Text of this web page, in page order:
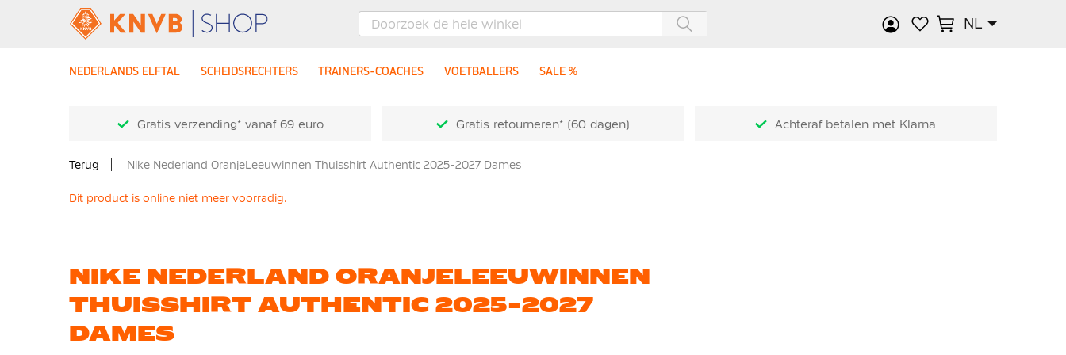
NL
NEDERLANDS ELFTAL SCHEIDSRECHTERS TRAINERS-COACHES VOETBALLERS SALE %
Gratis verzending* vanaf 69 euro Gratis retourneren* (60 dagen) Achteraf betalen met Klarna
Terug Nike Nederland OranjeLeeuwinnen Thuisshirt Authentic 2025-2027 Dames
Dit product is online niet meer voorradig.
NIKE NEDERLAND ORANJELEEUWINNEN
THUISSHIRT AUTHENTIC 2025-2027
DAMES